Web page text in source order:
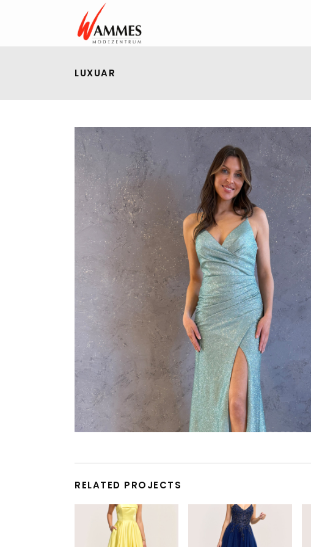
LUXUAR
RELATED PROJECTS